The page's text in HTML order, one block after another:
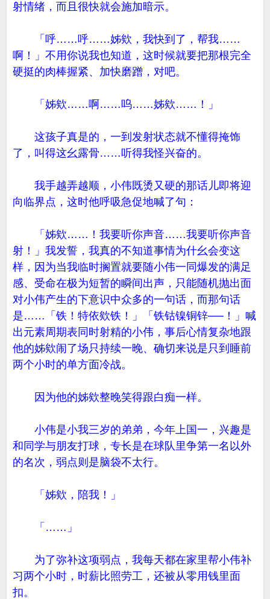
射情绪，而且很快就会施加暗示。
「呼……呼……姊欸，我快到了，帮我……
啊！」不用你说我也知道，这时候就要把那根完全
硬挺的肉棒握紧、加快磨蹭，对吧。
「姊欸……啊……呜……姊欸……！」
这孩子真是的，一到发射状态就不懂得掩饰
了，叫得这幺露骨……听得我怪兴奋的。
我手越弄越顺，小伟既烫又硬的那话儿即将迎
向临界点，这时他呼吸急促地喊了句：
「姊欸……！我要听你声音……我要听你声音
射！」我发誓，我真的不知道事情为什幺会变这
样，因为当我临时搁置就要随小伟一同爆发的满足
感、受命在极为短暂的瞬间出声，只能随机抛出面
对小伟产生的下意识中众多的一句话，而那句话
是……「铁！特依欸铁！」「铁钴镍铜锌──！」喊
出元素周期表同时射精的小伟，事后心情复杂地跟
他的姊欸闹了场只持续一晚、确切来说是只到睡前
两个小时的单方面冷战。
因为他的姊欸整晚笑得跟白痴一样。
小伟是小我三岁的弟弟，今年上国一，兴趣是
和同学与朋友打球，专长是在球队里争第一名以外
的名次，弱点则是脑袋不太行。
「姊欸，陪我！」
「……」
为了弥补这项弱点，我每天都在家里帮小伟补
习两个小时，时薪比照劳工，还被从零用钱里面
扣。